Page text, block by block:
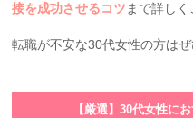
接を成功させるコツまで詳しく
転職が不安な30代女性の方は
【厳選】30代女性に